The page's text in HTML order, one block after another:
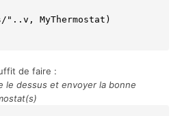
de faire :
le dessus et envoyer la bonne